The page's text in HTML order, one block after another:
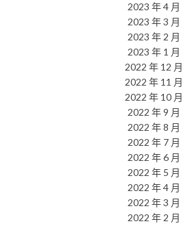
2023 年 4 月
2023 年 3 月
2023 年 2 月
2023 年 1 月
2022 年 12 月
2022 年 11 月
2022 年 10 月
2022 年 9 月
2022 年 8 月
2022 年 7 月
2022 年 6 月
2022 年 5 月
2022 年 4 月
2022 年 3 月
2022 年 2 月